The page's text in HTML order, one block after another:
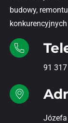
budowy,
91
Józefa